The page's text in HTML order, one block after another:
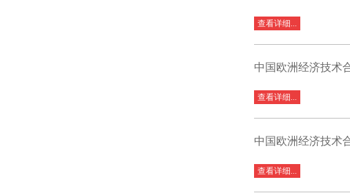
查看详细...
中国欧洲经济技术
查看详细...
中国欧洲经济技术
查看详细...